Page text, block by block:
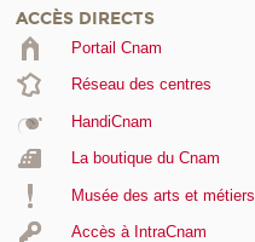
ACCÈS DIRECTS
Portail Cnam
Réseau des centres
HandiCnam
La boutique du Cnam
Musée des arts et métiers
Accès à IntraCnam